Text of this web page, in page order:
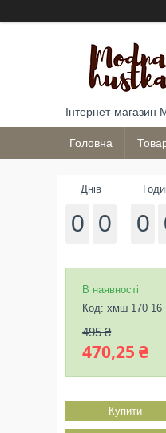
Інтернет-магазин
Головна
Днів
0 0 0
В наявності
Код: хмш 170 16
495 ₴
470,25 ₴
Купити